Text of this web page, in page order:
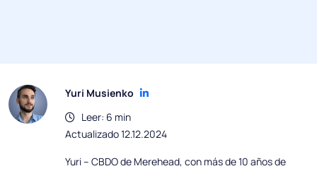
Yuri Musienko
Leer: 6 min
Actualizado 12.12.2024
Yuri – CBDO de Merehead, con más de 10 años de